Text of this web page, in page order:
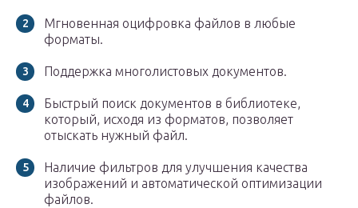
Мгновенная оцифровка файлов в любые
форматы.
Поддержка многолистовых документов.
Быстрый поиск документов в библиотеке,
который, исходя из форматов, позволяет
отыскать нужный файл.
Наличие фильтров для улучшения качества
изображений и автоматической оптимизации
файлов.